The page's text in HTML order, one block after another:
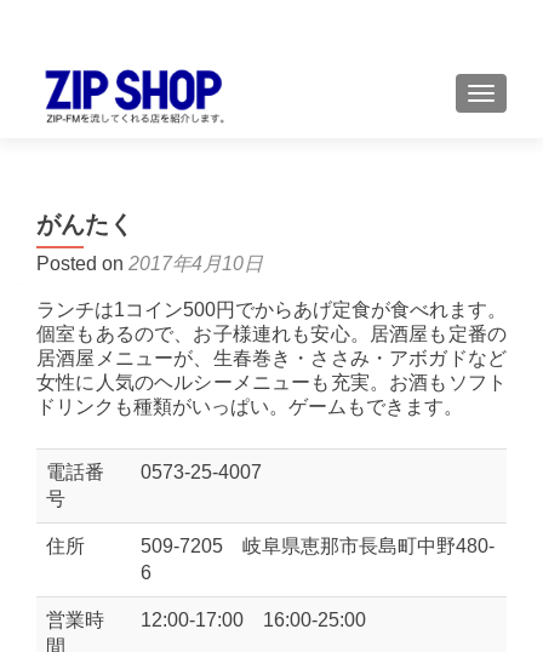
がんたく
Posted on 2017年4月10日
ランチは1コイン500円でからあげ定食が食べれます。
個室もあるので、お子様連れも安心。居酒屋も定番の
居酒屋メニューが、生春巻き・ささみ・アボガドなど
女性に人気のヘルシーメニューも充実。お酒もソフト
ドリンクも種類がいっぱい。ゲームもできます。
電話番
号
0573-25-4007
住所
509-7205 岐阜県恵那市長島町中野480-
6
営業時
間
12:00-17:00 16:00-25:00